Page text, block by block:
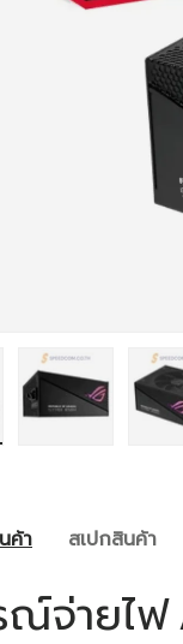
ค้า สเปกสินค้า
จ่ายไฟ